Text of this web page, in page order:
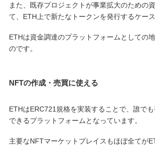
また、既存プロジェクトが事業拡大のための
て、ETH上で新たなトークンを発行するケース
ETHは資金調達のプラットフォームとしての
のです。
NFTの作成・売買に使える
ETHはERC721規格を実装することで、誰で
できるプラットフォームとなっています。
主要なNFTマーケットプレイスもほぼ全てが